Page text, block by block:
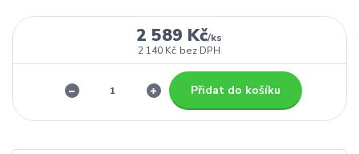
2 589 Kč/ks
2 140 Kč bez DPH
Přidat do košíku